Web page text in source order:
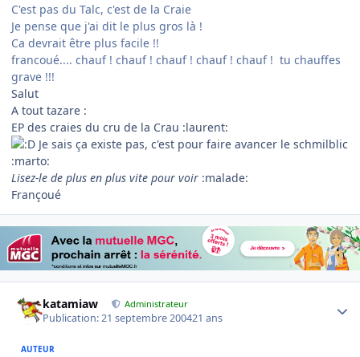
C'est pas du Talc, c'est de la Craie
Je pense que j'ai dit le plus gros là !
Ca devrait être plus facile !!
francoué.... chauf ! chauf ! chauf ! chauf ! chauf ! tu chauffes
grave !!!
Salut
A tout tazare :
EP des craies du cru de la Crau :laurent:
Je sais ça existe pas, c'est pour faire avancer le schmilblic
:marto:
Lisez-le de plus en plus vite pour voir :malade:
Françoué
katamiaw Administrateur
Publication:21 septembre 200421 ans
AUTEUR